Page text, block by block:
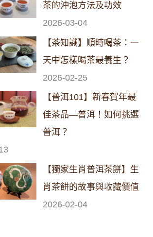
茶的沖泡方法及功效
2026-03-04
【茶知識】順時喝茶：一
天中怎樣喝茶最養生？
2026-02-25
【普洱101】新春賀年最
佳茶品—普洱！如何挑選
普洱？
【獨家生肖普洱茶餅】生
肖茶餅的故事與收藏價值
2026-02-04